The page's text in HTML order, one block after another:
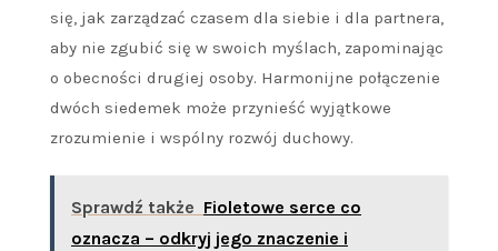
się, jak zarządzać czasem dla siebie i dla partnera,
aby nie zgubić się w swoich myślach, zapominając
o obecności drugiej osoby. Harmonijne połączenie
dwóch siedemek może przynieść wyjątkowe
zrozumienie i wspólny rozwój duchowy.
Sprawdź także Fioletowe serce co
oznacza – odkryj jego znaczenie i